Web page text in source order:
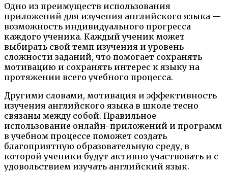
Одно из преимуществ использования
приложений для изучения английского языка —
возможность индивидуального прогресса
каждого ученика. Каждый ученик может
выбирать свой темп изучения и уровень
сложности заданий, что помогает сохранять
мотивацию и сохранять интерес к языку на
протяжении всего учебного процесса.
Другими словами, мотивация и эффективность
изучения английского языка в школе тесно
связаны между собой. Правильное
использование онлайн-приложений и программ
в учебном процессе поможет создать
благоприятную образовательную среду, в
которой ученики будут активно участвовать и с
удовольствием изучать английский язык.